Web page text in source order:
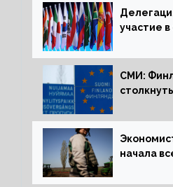
участие
СМИ:
начала